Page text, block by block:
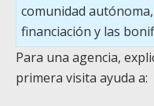
comunidad
financiación y las
Para una agencia,
primera visita ayuda a: